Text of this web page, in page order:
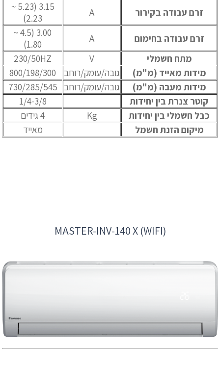
זרם עבודה בקירור
A
3.15 (5.23 ~
2.23)
זרם עבודה בחימום
A
3.00 (4.5 ~
1.80)
מתח חשמלי
V
230/50HZ
מידות מאייד (מ"מ)
גובה/עומק/רוחב
800/198/300
מידות מעבה (מ"מ)
גובה/עומק/רוחב
730/285/545
קוטר צנרת בין יחידות
1/4-3/8
כבל חשמלי בין יחידות
Kg
4 גידים
מיקום הזנת חשמל
מאייד
MASTER-INV-140 X (WIFI)